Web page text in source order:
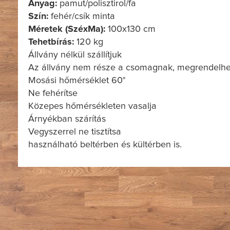
Anyag: pamut/polisztirol/fa
Szín: fehér/csík minta
Méretek (SzéxMa): 100x130 cm
Tehetbírás: 120 kg
Állvány nélkül szállítjuk
Az állvány nem része a csomagnak,
Mosási hőmérséklet 60°
Ne fehérítse
Közepes hőmérsékleten vasalja
Árnyékban szárítás
Vegyszerrel ne tisztítsa
használható beltérben és kültérben is.